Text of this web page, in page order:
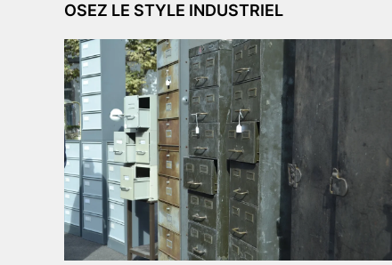
OSEZ LE STYLE INDUSTRIEL